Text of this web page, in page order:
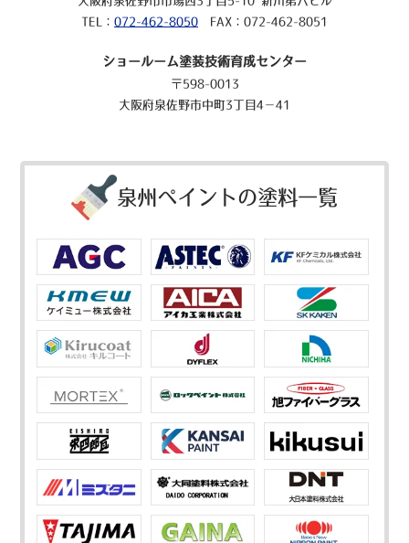
TEL： 072-462-8050 FAX：072-462-8051
ショールーム塗装技術育成センター
〒598-0013
大阪府泉佐野市中町3丁目4－41
泉州ペイントの塗料一覧